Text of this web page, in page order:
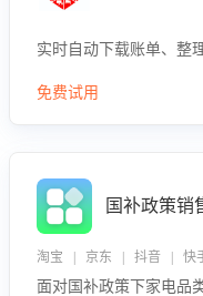
实时自动下载账单、整
免费试用
国补政策销
淘宝 | 京东 | 抖音 | 快
面对国补政策下家电品